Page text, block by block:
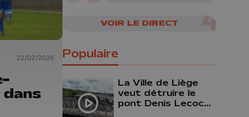
22/02/2026
dans
VOIR LE DIRECT
Populaire
La Ville de Liège
veut détruire le
pont Denis Lecocq